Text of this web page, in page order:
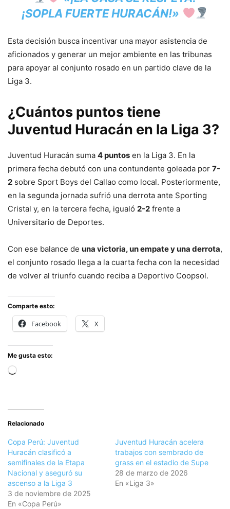
¡SOPLA FUERTE HURACÁN!»
Esta decisión busca incentivar una mayor asistencia de
aficionados y generar un mejor ambiente en las tribunas
para apoyar al conjunto rosado en un partido clave de la
Liga 3.
¿Cuántos puntos tiene
Juventud Huracán en la Liga 3?
Juventud Huracán suma 4 puntos en la Liga 3. En la
primera fecha debutó con una contundente goleada por 7-
2 sobre Sport Boys del Callao como local. Posteriormente,
en la segunda jornada sufrió una derrota ante Sporting
Cristal y, en la tercera fecha, igualó 2-2 frente a
Universitario de Deportes.
Con ese balance de una victoria, un empate y una derrota,
el conjunto rosado llega a la cuarta fecha con la necesidad
de volver al triunfo cuando reciba a Deportivo Coopsol.
Comparte esto:
Facebook X
Me gusta esto:
Cargando...
Relacionado
Copa Perú: Juventud
Huracán clasificó a
semifinales de la Etapa
Nacional y aseguró su
ascenso a la Liga 3
3 de noviembre de 2025
En «Copa Perú»
Juventud Huracán acelera
trabajos con sembrado de
grass en el estadio de Supe
28 de marzo de 2026
En «Liga 3»